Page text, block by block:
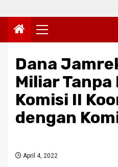
Primary
Menu
Dana
Miliar
Komisi II
dengan
April 4, 2022